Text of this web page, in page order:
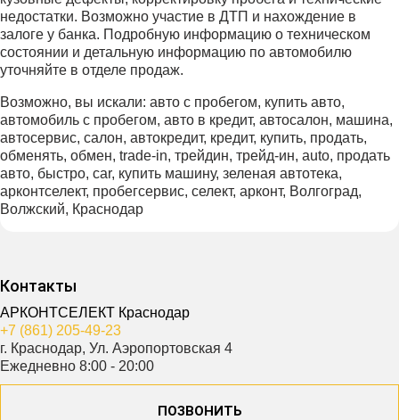
недостатки. Возможно участие в ДТП и нахождение в
залоге у банка. Подробную информацию о техническом
состоянии и детальную информацию по автомобилю
уточняйте в отделе продаж.
Возможно, вы искали: авто с пробегом, купить авто,
автомобиль с пробегом, авто в кредит, автосалон, машина,
автосервис, салон, автокредит, кредит, купить, продать,
обменять, обмен, trade-in, трейдин, трейд-ин, auto, продать
авто, быстро, car, купить машину, зеленая автотека,
арконтселект, пробегсервис, селект, арконт, Волгоград,
Волжский, Краснодар
Контакты
АРКОНТСЕЛЕКТ Краснодар
+7 (861) 205-49-23
г. Краснодар, Ул. Аэропортовская 4
Ежедневно 8:00 - 20:00
ПОЗВОНИТЬ